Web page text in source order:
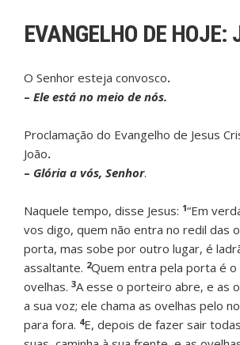
EVANGELHO DE HOJE:
O Senhor esteja convosco.
– Ele está no meio de nós.
Proclamação do Evangelho de Jesus
João.
– Glória a vós, Senhor.
Naquele tempo, disse Jesus: 1“Em
vos digo, quem não entra no redil das
porta, mas sobe por outro lugar, é
assaltante. 2Quem entra pela porta é
ovelhas. 3A esse o porteiro abre, e as
a sua voz; ele chama as ovelhas pelo
para fora. 4E, depois de fazer sair